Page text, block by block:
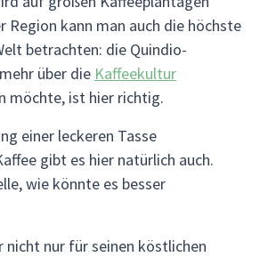
Region kann man auch die höchste
betrachten: die Quindio-
über die Kaffeekultur
möchte, ist hier richtig.
einer leckeren Tasse
gibt es hier natürlich auch.
wie könnte es besser
nicht nur für seinen köstlichen